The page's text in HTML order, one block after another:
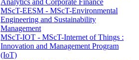
Analytics and Corporate Finance
MScT-EESM - MScT-Environmental
Engineering and Sustainability
Management
MScT-IOT - MScT-Internet of Things :
Innovation and Management Program
(IoT)